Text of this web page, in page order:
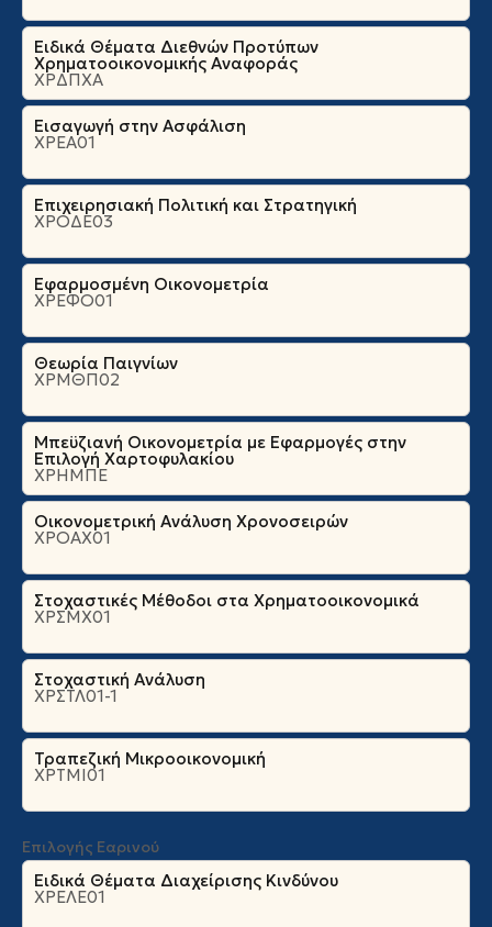
Ειδικά Θέματα Διεθνών Προτύπων
Χρηματοοικονομικής Αναφοράς
ΧΡΔΠΧΑ
Εισαγωγή στην Ασφάλιση
ΧΡΕΑ01
Επιχειρησιακή Πολιτική και Στρατηγική
ΧΡΟΔΕ03
Εφαρμοσμένη Οικονομετρία
ΧΡΕΦΟ01
Θεωρία Παιγνίων
ΧΡΜΘΠ02
Μπεϋζιανή Οικονομετρία με Εφαρμογές στην
Επιλογή Χαρτοφυλακίου
ΧΡΗΜΠΕ
Οικονομετρική Ανάλυση Χρονοσειρών
ΧΡΟΑΧ01
Στοχαστικές Μέθοδοι στα Χρηματοοικονομικά
ΧΡΣΜΧ01
Στοχαστική Ανάλυση
ΧΡΣΤΛ01-1
Τραπεζική Μικροοικονομική
ΧΡΤΜΙ01
Επιλογής Εαρινού
Ειδικά Θέματα Διαχείρισης Κινδύνου
ΧΡΕΛΕ01